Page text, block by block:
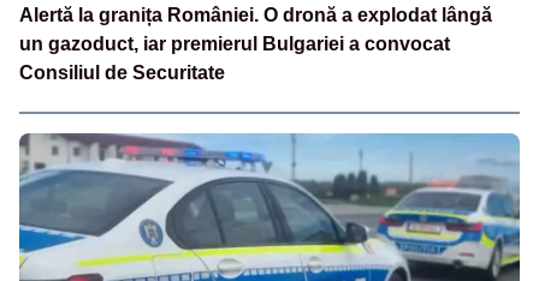
Alertă la granița României. O dronă a explodat lângă
un gazoduct, iar premierul Bulgariei a convocat
Consiliul de Securitate